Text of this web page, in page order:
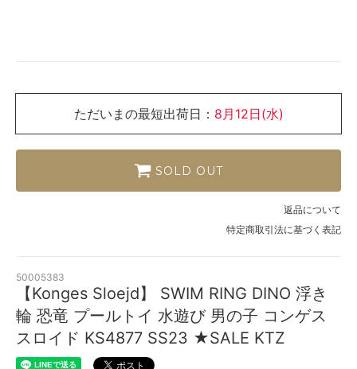
ただいまの最短出荷日： 8月12日(水)
SOLD OUT
返品について
特定商取引法に基づく表記
50005383
【Konges Sloejd】 SWIM RING DINO 浮き
輪 恐竜 プールトイ 水遊び 男の子 コンゲス
スロイド KS4877 SS23 ★SALE KTZ